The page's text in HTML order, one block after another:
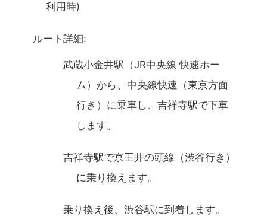
利用時)
ルート詳細:
武蔵小金井駅（JR中央線 快速ホー
ム）から、中央線快速（東京方面
行き）に乗車し、吉祥寺駅で下車
します。
吉祥寺駅で京王井の頭線（渋谷行き）
に乗り換えます。
乗り換え後、渋谷駅に到着します。